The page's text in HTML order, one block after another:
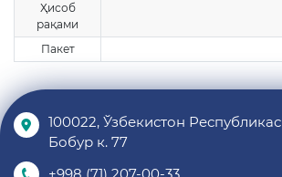
Ҳисоб
рақами
Пакет
100022, Ўзбекистон
Бобур к. 77